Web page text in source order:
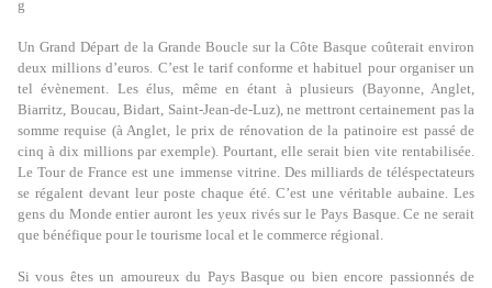
Un Grand Départ de la Grande Boucle sur la Côte Basque coûterait environ
deux millions d’euros. C’est le tarif conforme et habituel pour organiser un
tel évènement. Les élus, même en étant à plusieurs (Bayonne, Anglet,
Biarritz, Boucau, Bidart, Saint-Jean-de-Luz), ne mettront certainement pas la
somme requise (à Anglet, le prix de rénovation de la patinoire est passé de
cinq à dix millions par exemple). Pourtant, elle serait bien vite rentabilisée.
Le Tour de France est une immense vitrine. Des milliards de téléspectateurs
se régalent devant leur poste chaque été. C’est une véritable aubaine. Les
gens du Monde entier auront les yeux rivés sur le Pays Basque. Ce ne serait
que bénéfique pour le tourisme local et le commerce régional.
Si vous êtes un amoureux du Pays Basque ou bien encore passionnés de